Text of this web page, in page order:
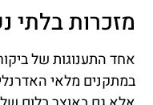
מזכרות בלתי
אחד התענוגות של
במתקנים מלאי